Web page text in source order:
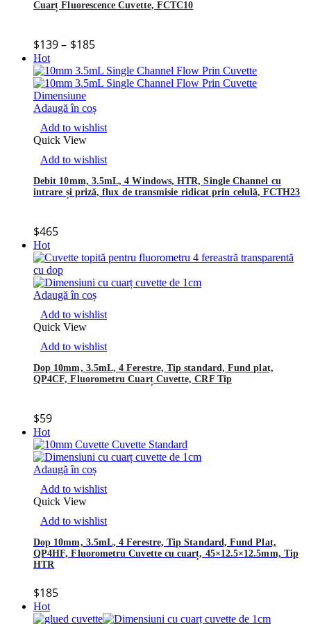
Cuarț Fluorescence Cuvette, FCTC10
$139– $185
Hot
Adaugă în coș
Add to wishlist
Quick View
Add to wishlist
Debit 10mm, 3.5mL, 4 Windows, HTR, Single Channel cu
intrare și priză, flux de transmisie ridicat prin celulă, FCTH23
$465
Hot
Adaugă în coș
Add to wishlist
Quick View
Add to wishlist
Dop 10mm, 3.5mL, 4 Ferestre, Tip standard, Fund plat,
QP4CF, Fluorometru Cuarț Cuvette, CRF Tip
$59
Hot
Adaugă în coș
Add to wishlist
Quick View
Add to wishlist
Dop 10mm, 3.5mL, 4 Ferestre, Tip Standard, Fund Plat,
QP4HF, Fluorometru Cuvette cu cuarț, 45×12.5×12.5mm, Tip
HTR
$185
Hot